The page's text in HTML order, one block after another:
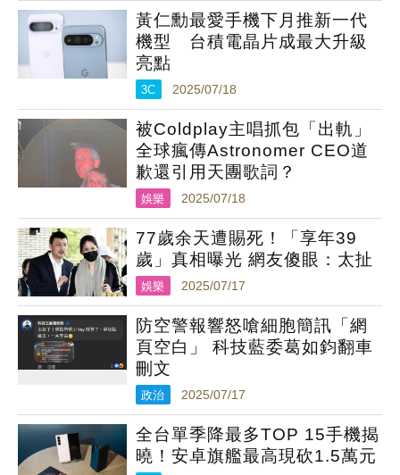
黃仁勳最愛手機下月推新一代
機型 台積電晶片成最大升級
亮點
3C 2025/07/18
被Coldplay主唱抓包「出軌」
全球瘋傳Astronomer CEO道
歉還引用天團歌詞？
娛樂 2025/07/18
77歲余天遭賜死！「享年39
歲」真相曝光 網友傻眼：太扯
娛樂 2025/07/17
防空警報響怒嗆細胞簡訊「網
頁空白」 科技藍委葛如鈞翻車
刪文
政治 2025/07/17
全台單季降最多TOP 15手機揭
曉！安卓旗艦最高現砍1.5萬元